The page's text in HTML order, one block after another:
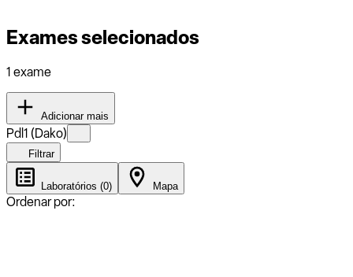
Exames selecionados
1 exame
Adicionar mais
Pdl1 (Dako)
Filtrar
Laboratórios (0) Mapa
Ordenar por: